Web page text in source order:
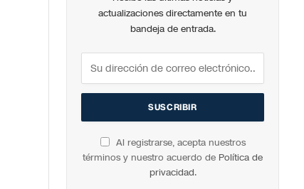
actualizaciones directamente en tu
bandeja de entrada.
Al registrarse, acepta nuestros
términos y nuestro acuerdo de Política de
privacidad.